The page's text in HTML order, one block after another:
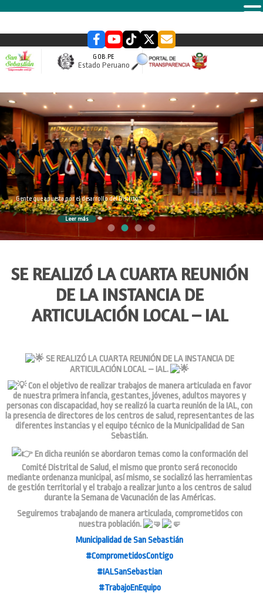
GOB.PE
Estado Peruano
slider
Gente que apuesta por el desarrollo del Distrito
Leer más
SE REALIZÓ LA CUARTA REUNIÓN
DE LA INSTANCIA DE
ARTICULACIÓN LOCAL – IAL
SE REALIZÓ LA CUARTA REUNIÓN DE LA INSTANCIA DE
ARTICULACIÓN LOCAL – IAL.
Con el objetivo de realizar trabajos de manera articulada en favor
de nuestra primera infancia, gestantes, jóvenes, adultos mayores y
personas con discapacidad, hoy se realizó la cuarta reunión de la IAL, con
la presencia de directores de los centros de salud, representantes de las
diferentes instancias y el equipo técnico de la Municipalidad de San
Sebastián.
En dicha reunión se abordaron temas como la conformación del
Comité Distrital de Salud, el mismo que pronto será reconocido
mediante ordenanza municipal, así mismo, se socializó las herramientas
de gestión territorial y el trabajo a realizar junto a los centros de salud
durante la Semana de Vacunación de las Américas.
Seguiremos trabajando de manera articulada, comprometidos con
nuestra población.
Municipalidad de San Sebastián
#ComprometidosContigo
#IALSanSebastian
#TrabajoEnEquipo